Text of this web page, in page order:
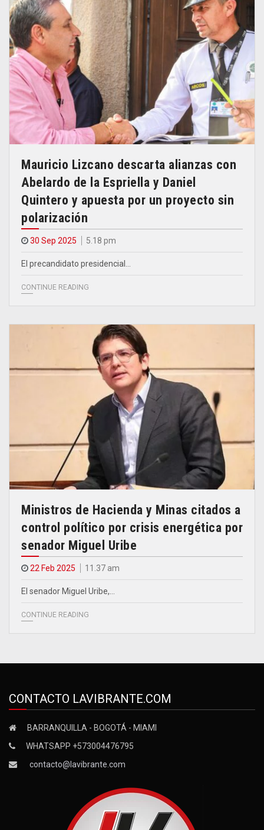
Mauricio Lizcano descarta alianzas con
Abelardo de la Espriella y Daniel
Quintero y apuesta por un proyecto sin
polarización
30 Sep 2025 5.18 pm
El precandidato presidencial…
CONTINUE READING
Ministros de Hacienda y Minas citados a
control político por crisis energética por
senador Miguel Uribe
22 Feb 2025 11.37 am
El senador Miguel Uribe,…
CONTINUE READING
CONTACTO LAVIBRANTE.COM
BARRANQUILLA - BOGOTÁ - MIAMI
WHATSAPP +573004476795
contacto@lavibrante.com